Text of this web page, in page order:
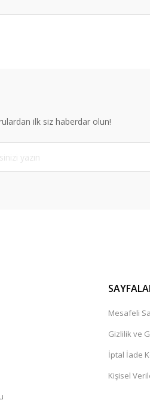
hatalar bulunuyor.
sitelerden daha pahalı.
farklı alternatifler olmalı.
ilk siz haberdar olun!
Mesafeli
Gizlilik ve
İptal İade
Kişisel